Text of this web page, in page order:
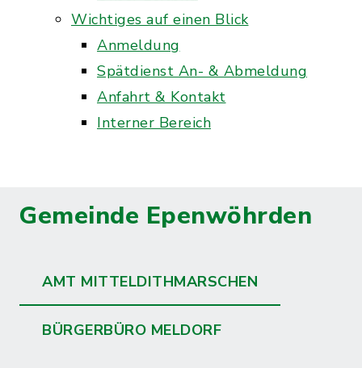
Wichtiges auf einen Blick
Anmeldung
Spätdienst An- & Abmeldung
Anfahrt & Kontakt
Interner Bereich
Gemeinde Epenwöhrden
AMT MITTELDITHMARSCHEN
BÜRGERBÜRO MELDORF